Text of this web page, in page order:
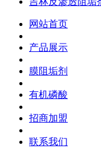
网站首页
产品展示
膜阻垢剂
有机磷酸
招商加盟
联系我们